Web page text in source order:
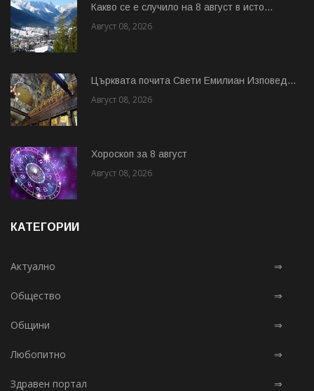
Какво се е случило на 8 август в исто...
Август 08, 2026
Църквата почита Свeти Емилиан Изповед...
Август 08, 2026
Хороскоп за 8 август
Август 08, 2026
КАТЕГОРИИ
Актуално ⇒
Общество ⇒
Общини ⇒
Любопитно ⇒
Здравен портал ⇒